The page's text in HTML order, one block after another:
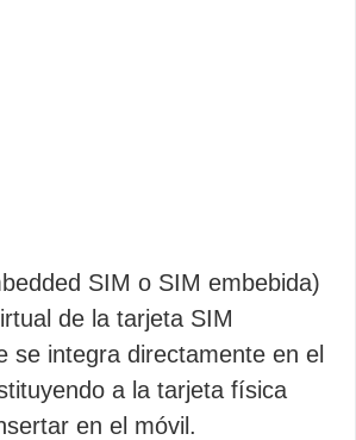
SIM o SIM embebida)
de la tarjeta SIM
se integra directamente en el
a la tarjeta física
en el móvil.